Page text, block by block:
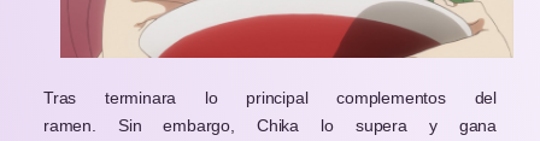
Tras terminara lo principal complementos del
ramen. Sin embargo, Chika lo supera y gana